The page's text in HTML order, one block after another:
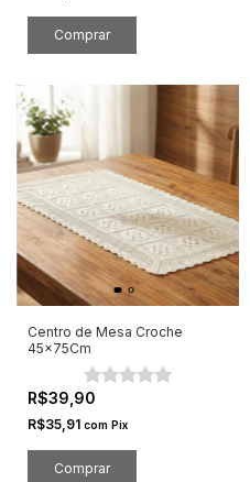
Centro de Mesa Croche
45x75Cm
R$39,90
R$35,91 com Pix